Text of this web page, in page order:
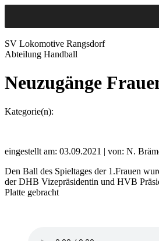
SV Lokomotive Rangsdorf
Abteilung Handball
Neuzugänge
Kategorie(n):
eingestellt am: 03.09.2021 | von: N.
Den Ball des Spieltages der 1.Frauen
der DHB Vizepräsidentin und HVB
Platte gebracht